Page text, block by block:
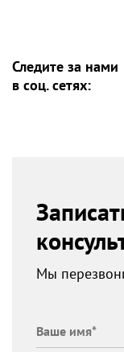
Следите за нами
в соц. сетях:
Мы